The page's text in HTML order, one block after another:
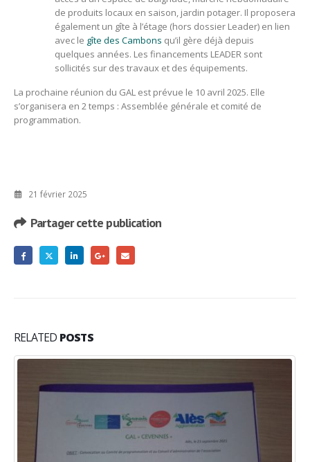
de produits locaux en saison, jardin potager. Il proposera
également un gîte à l’étage (hors dossier Leader) en lien
avec le gîte des Cambons qu’il gère déjà depuis
quelques années. Les financements LEADER sont
sollicités sur des travaux et des équipements.
La prochaine réunion du GAL est prévue le 10 avril 2025. Elle
s’organisera en 2 temps : Assemblée générale et comité de
programmation.
21 février 2025
Partager cette publication
RELATED POSTS